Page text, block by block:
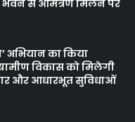
भवन से आमंत्रण मिलने पर
अभियान का किया
विकास को मिलेगी
और आधारभूत सुविधाओं